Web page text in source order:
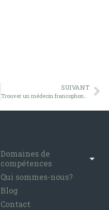
SUIVANT
Domaines de
compétences
Qui sommes-nous?
Blog
Contact